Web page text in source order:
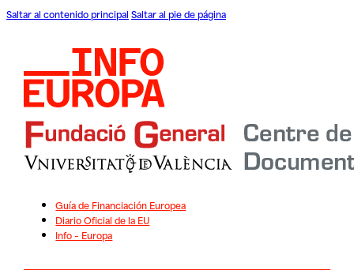
Saltar al contenido principal Saltar al pie de página
Guía de Financiación Europea
Diario Oficial de la EU
Info – Europa